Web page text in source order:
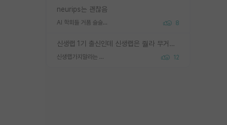
neurips는 괜찮음
AI 학회들 거품 슬슬 지적이 나오네요 8
신생랩 1기 출신인데 신생랩은 줠라 무거운 바벨 같은거임. 들면 대박인데 못들면 깔려 죽음. 아무도 알려주지 않는 환경에서 자생해야하지만, 일단 살아남았다면 그 어떤 사람보다 악착같고 생존력 높은 사람으로 거듭날 수 있음
신생랩가지말라는 이유가 있었구나 12